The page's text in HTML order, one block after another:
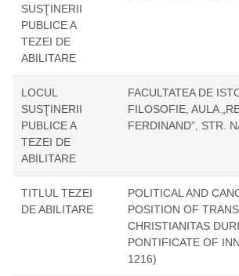
SUSŢINERII
PUBLICE A
TEZEI DE
ABILITARE
LOCUL
SUSŢINERII
PUBLICE A
TEZEI DE
ABILITARE
FACULTATEA DE
FILOSOFIE, AULA
FERDINAND”, STR.
TITLUL TEZEI
DE ABILITARE
POLITICAL AND
POSITION OF
CHRISTIANITAS
PONTIFICATE OF
1216)